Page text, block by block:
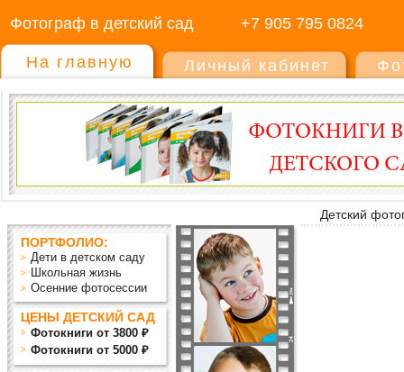
Фотограф в детский сад +7 905 795 0824
На главную Личный кабинет
Детский
ПОРТФОЛИО:
Дети в детском саду
Школьная жизнь
Осенние фотосессии
ЦЕНЫ ДЕТСКИЙ САД
Фотокниги от 3800 ₽
Фотокниги от 5000 ₽